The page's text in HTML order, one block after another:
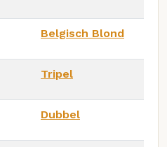
Belgisch Blond
Tripel
Dubbel